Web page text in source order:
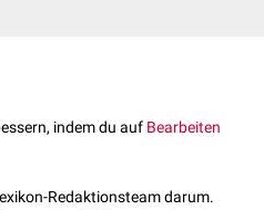
oder Jahre beobachtet werden.
indem du auf Bearbeiten
Redaktionsteam darum.